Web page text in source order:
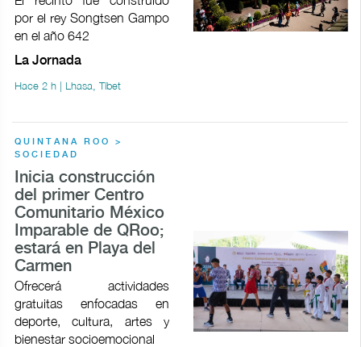
por el rey Songtsen Gampo
en el año 642
La Jornada
Hace 2 h | Lhasa, Tíbet
QUINTANA ROO >
SOCIEDAD
Inicia construcción
del primer Centro
Comunitario México
Imparable de QRoo;
estará en Playa del
Carmen
Ofrecerá actividades
gratuitas enfocadas en
deporte, cultura, artes y
bienestar socioemocional